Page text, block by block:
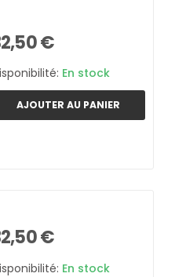
€
En stock
AJOUTER AU PANIER
€
En stock